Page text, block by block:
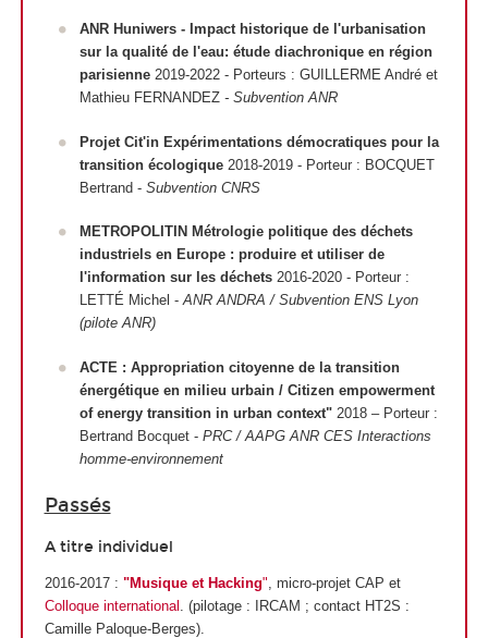
ANR Huniwers - Impact historique de l'urbanisation
sur la qualité de l'eau: étude diachronique en région
parisienne 2019-2022 - Porteurs : GUILLERME André et
Mathieu FERNANDEZ - Subvention ANR
Projet Cit'in Expérimentations démocratiques pour la
transition écologique 2018-2019 - Porteur : BOCQUET
Bertrand - Subvention CNRS
METROPOLITIN Métrologie politique des déchets
industriels en Europe : produire et utiliser de
l'information sur les déchets 2016-2020 - Porteur :
LETTÉ Michel -ANR ANDRA / Subvention ENS Lyon
(pilote ANR)
ACTE : Appropriation citoyenne de la transition
énergétique en milieu urbain / Citizen empowerment
of energy transition in urban context" 2018 – Porteur :
Bertrand Bocquet - PRC / AAPG ANR CES Interactions
homme-environnement
Passés
A titre individuel
2016-2017 : "Musique et Hacking" , micro-projet CAP et
Colloque international . (pilotage : IRCAM ; contact HT2S :
Camille Paloque-Berges).